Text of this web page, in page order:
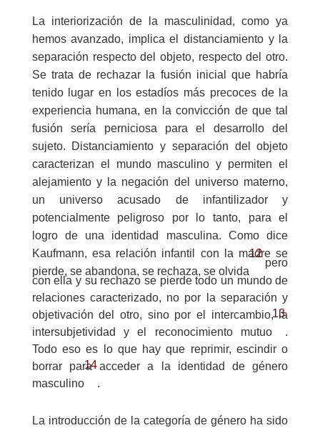
La interiorización de la masculinidad, como ya
hemos avanzado, implica el distanciamiento y la
separación respecto del objeto, respecto del otro.
Se trata de rechazar la fusión inicial que habría
tenido lugar en los estadíos más precoces de la
experiencia humana, en la convicción de que tal
fusión sería perniciosa para el desarrollo del
sujeto. Distanciamiento y separación del objeto
caracterizan el mundo masculino y permiten el
alejamiento y la negación del universo materno,
un universo acusado de infantilizador y
potencialmente peligroso por lo tanto, para el
logro de una identidad masculina. Como dice
Kaufmann, esa relación infantil con la madre se
pierde, se abandona, se rechaza, se olvida
12
pero
con ella y su rechazo se pierde todo un mundo de
relaciones caracterizado, no por la separación y
objetivación del otro, sino por el intercambio, la
intersubjetividad y el reconocimiento mutuo
13
.
Todo eso es lo que hay que reprimir, escindir o
borrar para acceder a la identidad de género
masculino
14
.
La introducción de la categoría de género ha sido